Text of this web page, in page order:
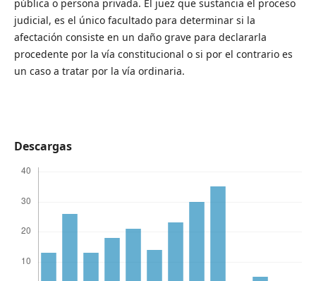
pública o persona privada. El juez que sustancia el proceso
judicial, es el único facultado para determinar si la
afectación consiste en un daño grave para declararla
procedente por la vía constitucional o si por el contrario es
un caso a tratar por la vía ordinaria.
Descargas